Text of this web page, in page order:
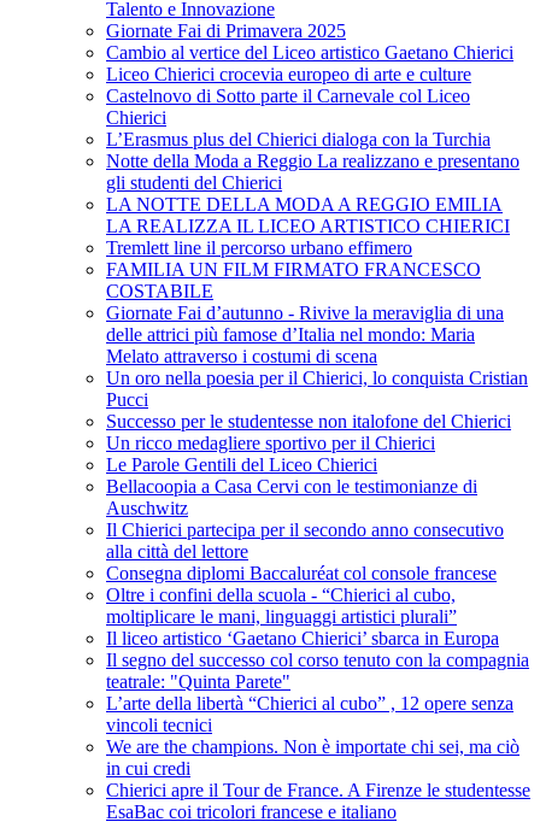
Talento e Innovazione
Giornate Fai di Primavera 2025
Cambio al vertice del Liceo artistico Gaetano Chierici
Liceo Chierici crocevia europeo di arte e culture
Castelnovo di Sotto parte il Carnevale col Liceo
Chierici
L’Erasmus plus del Chierici dialoga con la Turchia
Notte della Moda a Reggio La realizzano e presentano
gli studenti del Chierici
LA NOTTE DELLA MODA A REGGIO EMILIA
LA REALIZZA IL LICEO ARTISTICO CHIERICI
Tremlett line il percorso urbano effimero
FAMILIA UN FILM FIRMATO FRANCESCO
COSTABILE
Giornate Fai d’autunno - Rivive la meraviglia di una
delle attrici più famose d’Italia nel mondo: Maria
Melato attraverso i costumi di scena
Un oro nella poesia per il Chierici, lo conquista Cristian
Pucci
Successo per le studentesse non italofone del Chierici
Un ricco medagliere sportivo per il Chierici
Le Parole Gentili del Liceo Chierici
Bellacoopia a Casa Cervi con le testimonianze di
Auschwitz
Il Chierici partecipa per il secondo anno consecutivo
alla città del lettore
Consegna diplomi Baccaluréat col console francese
Oltre i confini della scuola - “Chierici al cubo,
moltiplicare le mani, linguaggi artistici plurali”
Il liceo artistico ‘Gaetano Chierici’ sbarca in Europa
Il segno del successo col corso tenuto con la compagnia
teatrale: "Quinta Parete"
L’arte della libertà “Chierici al cubo” , 12 opere senza
vincoli tecnici
We are the champions. Non è importate chi sei, ma ciò
in cui credi
Chierici apre il Tour de France. A Firenze le studentesse
EsaBac coi tricolori francese e italiano